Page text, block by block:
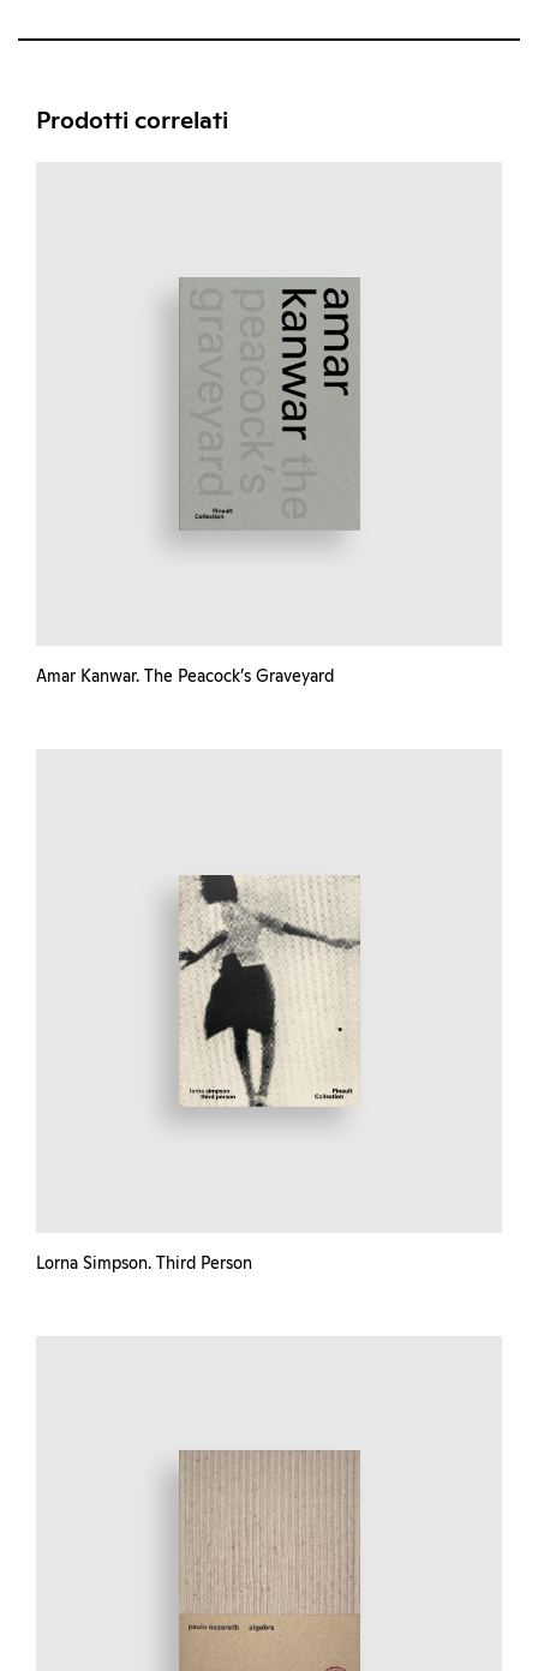
Prodotti correlati
Amar Kanwar. The Peacock’s Graveyard
Lorna Simpson. Third Person